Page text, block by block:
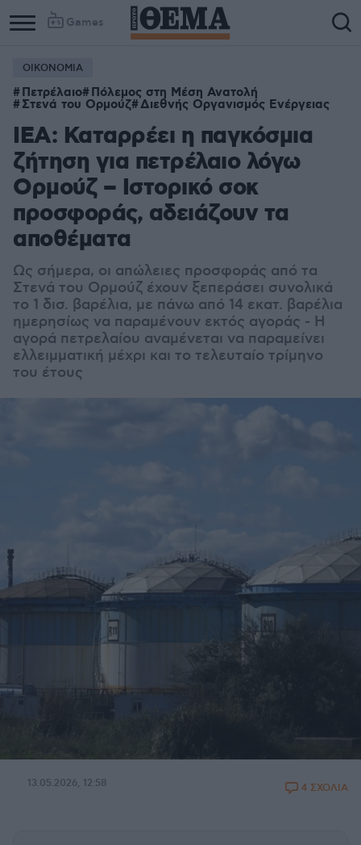
Games
ΟΙΚΟΝΟΜΙΑ
Πετρέλαιο Πόλεμος στη Μέση Ανατολή
Στενά του Ορμούζ Διεθνής Οργανισμός Ενέργειας
ΙΕΑ: Καταρρέει η παγκόσμια
ζήτηση για πετρέλαιο λόγω
Ορμούζ – Ιστορικό σοκ
προσφοράς, αδειάζουν τα
αποθέματα
Ως σήμερα, οι απώλειες προσφοράς από τα
Στενά του Ορμούζ έχουν ξεπεράσει συνολικά
το 1 δισ. βαρέλια, με πάνω από 14 εκατ. βαρέλια
ημερησίως να παραμένουν εκτός αγοράς - Η
αγορά πετρελαίου αναμένεται να παραμείνει
ελλειμματική μέχρι και το τελευταίο τρίμηνο
του έτους
13.05.2026, 12:58 4 ΣΧΟΛΙΑ